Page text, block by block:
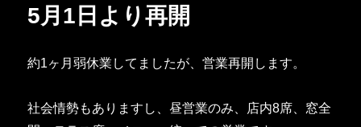
5月1日より再開
約1ヶ月弱休業してましたが、営業再開します。
社会情勢もありますし、昼営業のみ、店内8席、窓全